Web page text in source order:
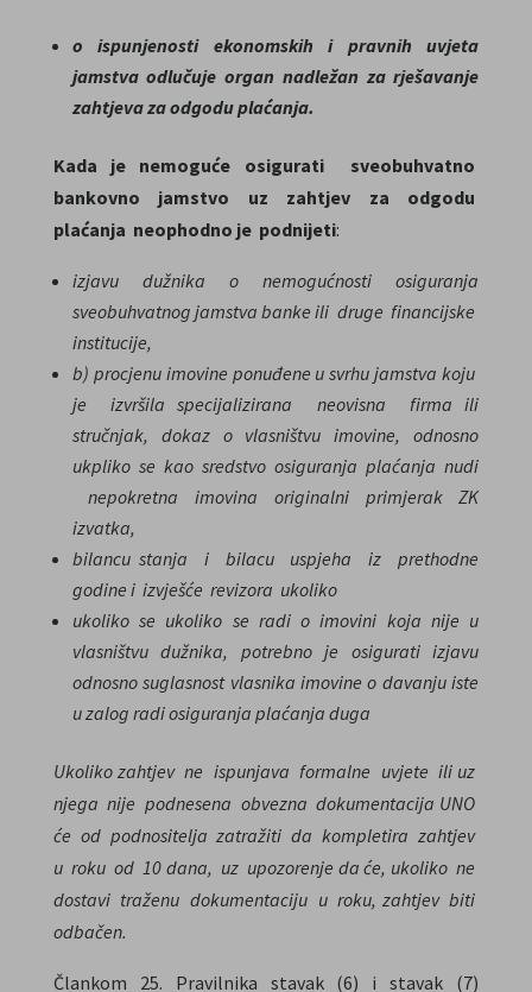
o ispunjenosti ekonomskih i pravnih uvjeta
jamstva odlučuje organ nadležan za rješavanje
zahtjeva za odgodu plaćanja.
Kada je nemoguće osigurati sveobuhvatno
bankovno jamstvo uz zahtjev za odgodu
plaćanja neophodno jepodnijeti:
izjavu dužnika o nemogućnostiosiguranja
sveobuhvatnog jamstva banke ili druge financijske
institucije,
b) procjenu imovine ponuđene u svrhujamstva koju
je izvršila specijalizirana neovisna firma ili
stručnjak, dokaz o vlasništvu imovine, odnosno
ukpliko se kao sredstvo osiguranja plaćanja nudi
nepokretna imovina originalni primjerak ZK
izvatka,
bilancu stanja
i bilacu
uspjeha iz prethodne
godine i izvješće revizora ukoliko
ukoliko se ukoliko se radi o imovini koja nije u
vlasništvu dužnika, potrebno je osigurati izjavu
odnosno suglasnost vlasnika imovine o davanju iste
u zalog radi osiguranja plaćanja duga
Ukoliko zahtjev ne ispunjava formalne uvjete ili uz
njega nije podnesena obvezna dokumentacija UNO
će od podnositelja zatražiti da kompletira zahtjev
u roku od 10 dana, uz upozorenje da će, ukoliko ne
dostavi traženu dokumentaciju u roku, zahtjev biti
odbačen.
Člankom 25. Pravilnika stavak (6) i stavak (7)